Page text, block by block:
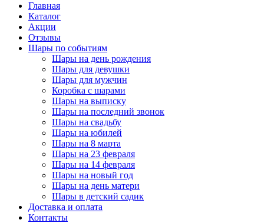
Главная
Каталог
Акции
Отзывы
Шары по событиям
Шары на день рождения
Шары для девушки
Шары для мужчин
Коробка с шарами
Шары на выписку
Шары на последний звонок
Шары на свадьбу
Шары на юбилей
Шары на 8 марта
Шары на 23 февраля
Шары на 14 февраля
Шары на новый год
Шары на день матери
Шары в детский садик
Доставка и оплата
Контакты